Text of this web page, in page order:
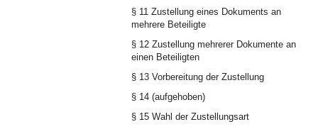
§ 11 Zustellung eines Dokuments an
mehrere Beteiligte
§ 12 Zustellung mehrerer Dokumente an
einen Beteiligten
§ 13 Vorbereitung der Zustellung
§ 14 (aufgehoben)
§ 15 Wahl der Zustellungsart